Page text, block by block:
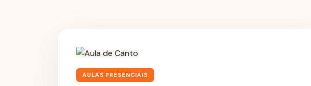
AULAS PRESENCIAIS